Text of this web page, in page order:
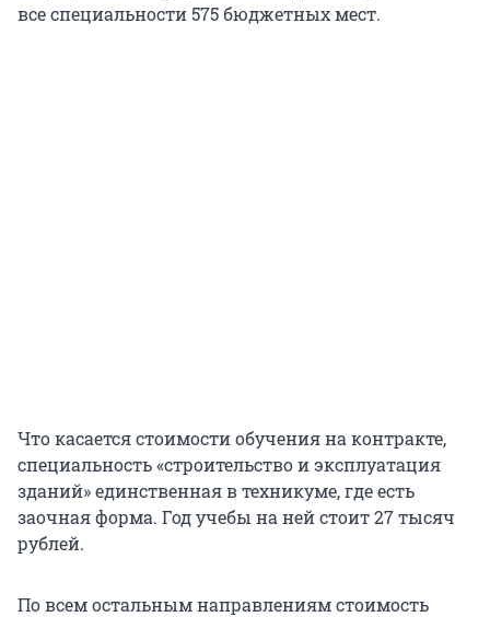
все специальности 575 бюджетных мест.
Что касается стоимости обучения на контракте,
специальность «строительство и эксплуатация
зданий» единственная в техникуме, где есть
заочная форма. Год учебы на ней стоит 27 тысяч
рублей.
По всем остальным направлениям стоимость